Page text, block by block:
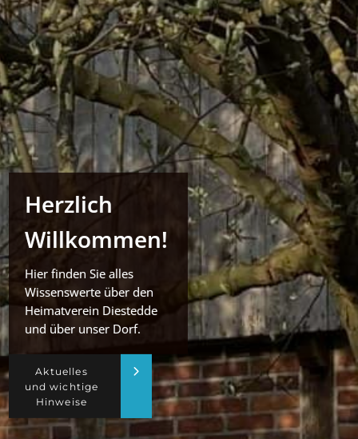
Herzlich
Willkommen!
Hier finden Sie alles
Wissenswerte über den
Heimatverein Diestedde
und über unser Dorf.
Aktuelles
und wichtige
Hinweise